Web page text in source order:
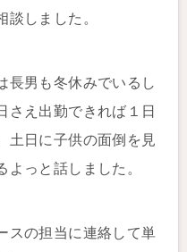
談しました。
長男も冬休みでいるし
さえ出勤できれば１日
土日に子供の面倒を見
っと話しました。
スの担当に連絡して単